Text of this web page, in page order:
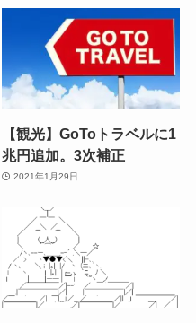
【観光】GoToトラベルに1
兆円追加。3次補正
2021年1月29日